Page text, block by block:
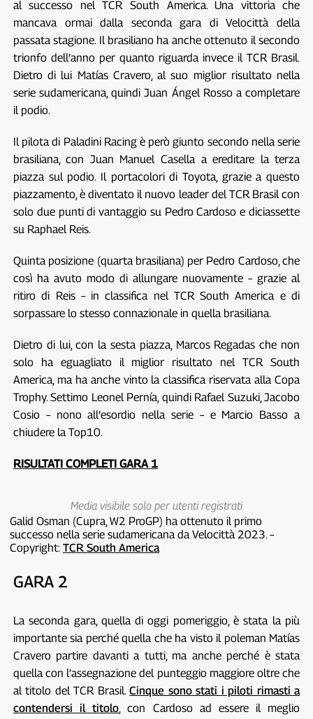
al successo nel TCR South America. Una vittoria che
mancava ormai dalla seconda gara di Velocittà della
passata stagione. Il brasiliano ha anche ottenuto il secondo
trionfo dell’anno per quanto riguarda invece il TCR Brasil.
Dietro di lui Matías Cravero, al suo miglior risultato nella
serie sudamericana, quindi Juan Ángel Rosso a completare
il podio.
Il pilota di Paladini Racing è però giunto secondo nella serie
brasiliana, con Juan Manuel Casella a ereditare la terza
piazza sul podio. Il portacolori di Toyota, grazie a questo
piazzamento, è diventato il nuovo leader del TCR Brasil con
solo due punti di vantaggio su Pedro Cardoso e diciassette
su Raphael Reis.
Quinta posizione (quarta brasiliana) per Pedro Cardoso, che
così ha avuto modo di allungare nuovamente – grazie al
ritiro di Reis – in classifica nel TCR South America e di
sorpassare lo stesso connazionale in quella brasiliana.
Dietro di lui, con la sesta piazza, Marcos Regadas che non
solo ha eguagliato il miglior risultato nel TCR South
America, ma ha anche vinto la classifica riservata alla Copa
Trophy. Settimo Leonel Pernía, quindi Rafael Suzuki, Jacobo
Cosio – nono all’esordio nella serie – e Marcio Basso a
chiudere la Top10.
RISULTATI COMPLETI GARA 1
Media visibile solo per utenti registrati
Galid Osman (Cupra, W2 ProGP) ha ottenuto il primo
successo nella serie sudamericana da Velocittà 2023. –
Copyright: TCR South America
GARA 2
La seconda gara, quella di oggi pomeriggio, è stata la più
importante sia perché quella che ha visto il poleman Matías
Cravero partire davanti a tutti, ma anche perché è stata
quella con l’assegnazione del punteggio maggiore oltre che
al titolo del TCR Brasil.Cinque sono stati i piloti rimasti a
contendersi il titolo, con Cardoso ad essere il meglio